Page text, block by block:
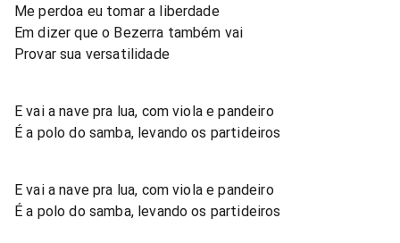
Me perdoa eu tomar a liberdade
Em dizer que o Bezerra também vai
Provar sua versatilidade
E vai a nave pra lua, com viola e pandeiro
É a polo do samba, levando os partideiros
E vai a nave pra lua, com viola e pandeiro
É a polo do samba, levando os partideiros